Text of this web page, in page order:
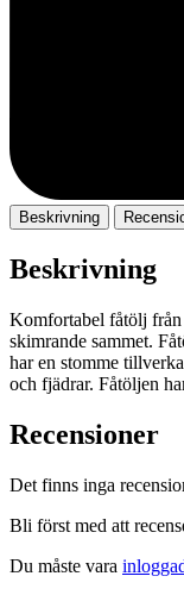
Beskrivning
Beskrivning
Komfortabel fåtölj
skimrande sammet.
har en stomme
och fjädrar. Fåtöljen
Recensioner
Det finns inga
Bli först med att
Du måste vara